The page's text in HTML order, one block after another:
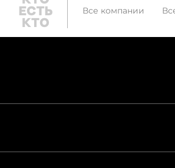
Все компании